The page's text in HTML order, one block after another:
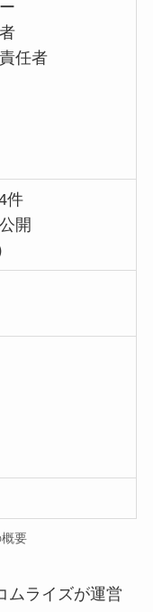
任者
件
開
要
ムライズが運営